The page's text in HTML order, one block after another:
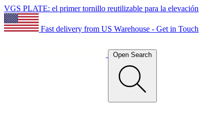
VGS PLATE: el primer tornillo reutilizable para la elevación
Fast delivery from US Warehouse - Get in Touch
Open Search